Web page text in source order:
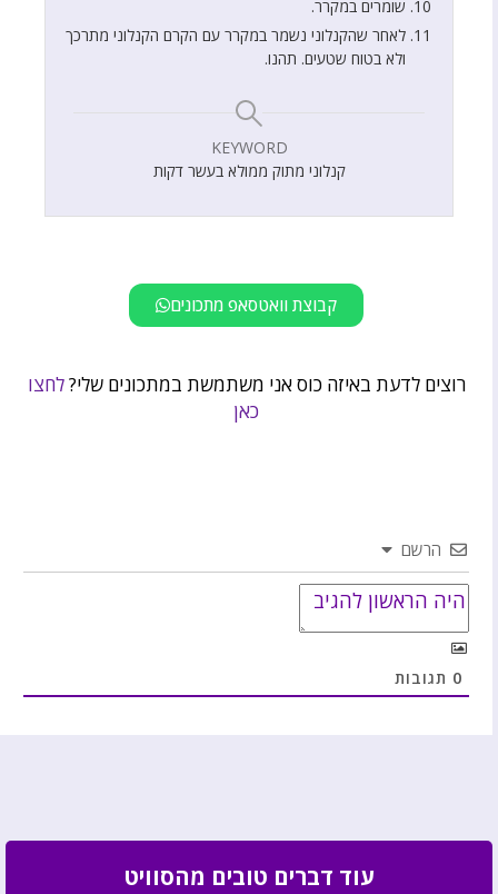
שומרים במקרר.
לאחר שהקנלוני נשמר במקרר עם הקרם הקנלוני מתרכך
ולא בטוח שטעים. תהנו.
KEYWORD
קנלוני מתוק ממולא בעשר דקות
קבוצת וואטסאפ מתכונים
רוצים לדעת באיזה כוס אני משתמשת במתכונים שלי?לחצו
כאן
הרשם
0 תגובות
עוד דברים טובים מהסוויט